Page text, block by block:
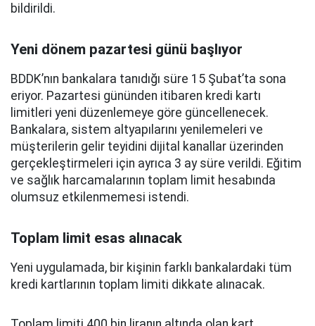
bildirildi.
Yeni dönem pazartesi günü başlıyor
BDDK’nın bankalara tanıdığı süre 15 Şubat’ta sona
eriyor. Pazartesi gününden itibaren kredi kartı
limitleri yeni düzenlemeye göre güncellenecek.
Bankalara, sistem altyapılarını yenilemeleri ve
müşterilerin gelir teyidini dijital kanallar üzerinden
gerçekleştirmeleri için ayrıca 3 ay süre verildi. Eğitim
ve sağlık harcamalarının toplam limit hesabında
olumsuz etkilenmemesi istendi.
Toplam limit esas alınacak
Yeni uygulamada, bir kişinin farklı bankalardaki tüm
kredi kartlarının toplam limiti dikkate alınacak.